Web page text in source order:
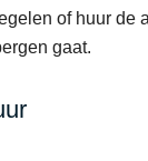
of huur de
gaat.